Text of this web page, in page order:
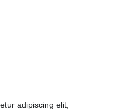
adipiscing elit,